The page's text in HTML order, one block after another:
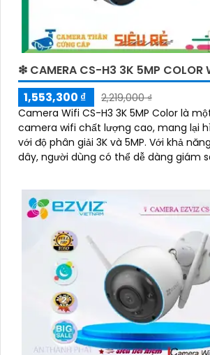
❇ CAMERA CS-H3 3K 5MP COLOR
1,553,300 ₫
2,219,000 ₫
Camera Wifi CS-H3 3K 5MP Color là
camera wifi chất lượng cao, mang lại
với độ phân giải 3K và 5MP. Với khả năng kết nối không
dây, người dùng có thể dễ dàng giám